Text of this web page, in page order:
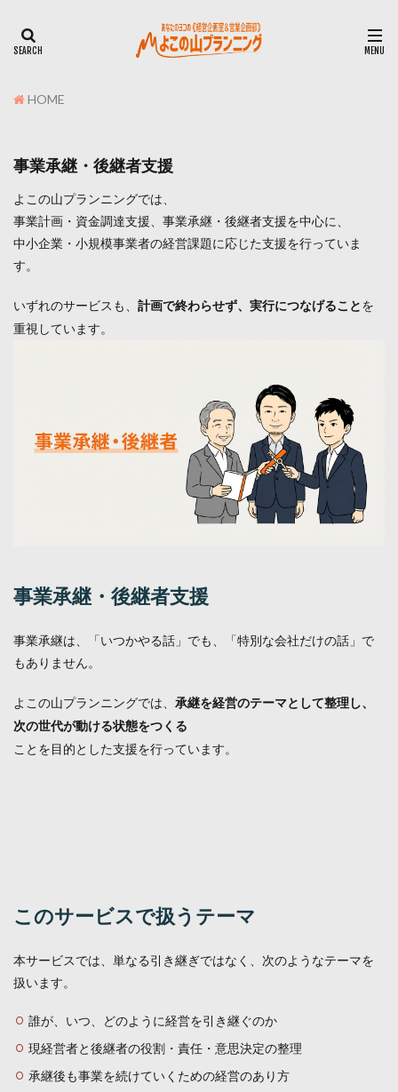
HOME
事業承継・後継者支援
よこの山プランニングでは、
事業計画・資金調達支援、事業承継・後継者支援を中心に、
中小企業・小規模事業者の経営課題に応じた支援を行っていま
す。
いずれのサービスも、 計画で終わらせず、実行につなげること を
重視しています。
事業承継・後継者支援
事業承継は、「いつかやる話」でも、「特別な会社だけの話」で
もありません。
よこの山プランニングでは、 承継を経営のテーマとして整理し、
次の世代が動ける状態をつくる
ことを目的とした支援を行っています。
このサービスで扱うテーマ
本サービスでは、単なる引き継ぎではなく、次のようなテーマを
扱います。
誰が、いつ、どのように経営を引き継ぐのか
現経営者と後継者の役割・責任・意思決定の整理
承継後も事業を続けていくための経営のあり方